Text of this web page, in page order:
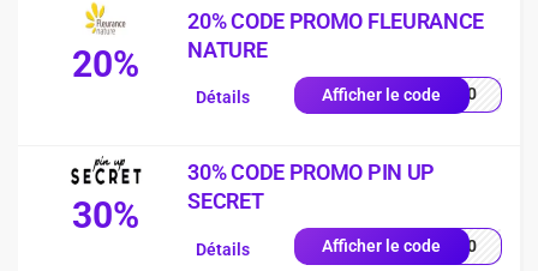
20%
20% CODE PROMO FLEURANCE
NATURE
Afficher le codeEU20
Détails
30%
30% CODE PROMO PIN UP
SECRET
Afficher le codeUP30
Détails